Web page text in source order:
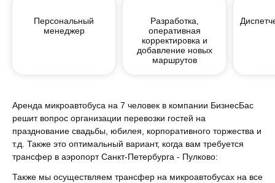
Персональный
менеджер
Разработка,
оперативная
корректировка и
добавление новых
маршрутов
Аренда микроавтобуса на 7 человек в компании БизнесБас
решит вопрос организации перевозки гостей на
празднование свадьбы, юбилея, корпоративного торжества и
т.д. Также это оптимальный вариант, когда вам требуется
трансфер в аэропорт Санкт-Петербурга - Пулково:
Также мы осуществляем трансфер на микроавтобусах на все